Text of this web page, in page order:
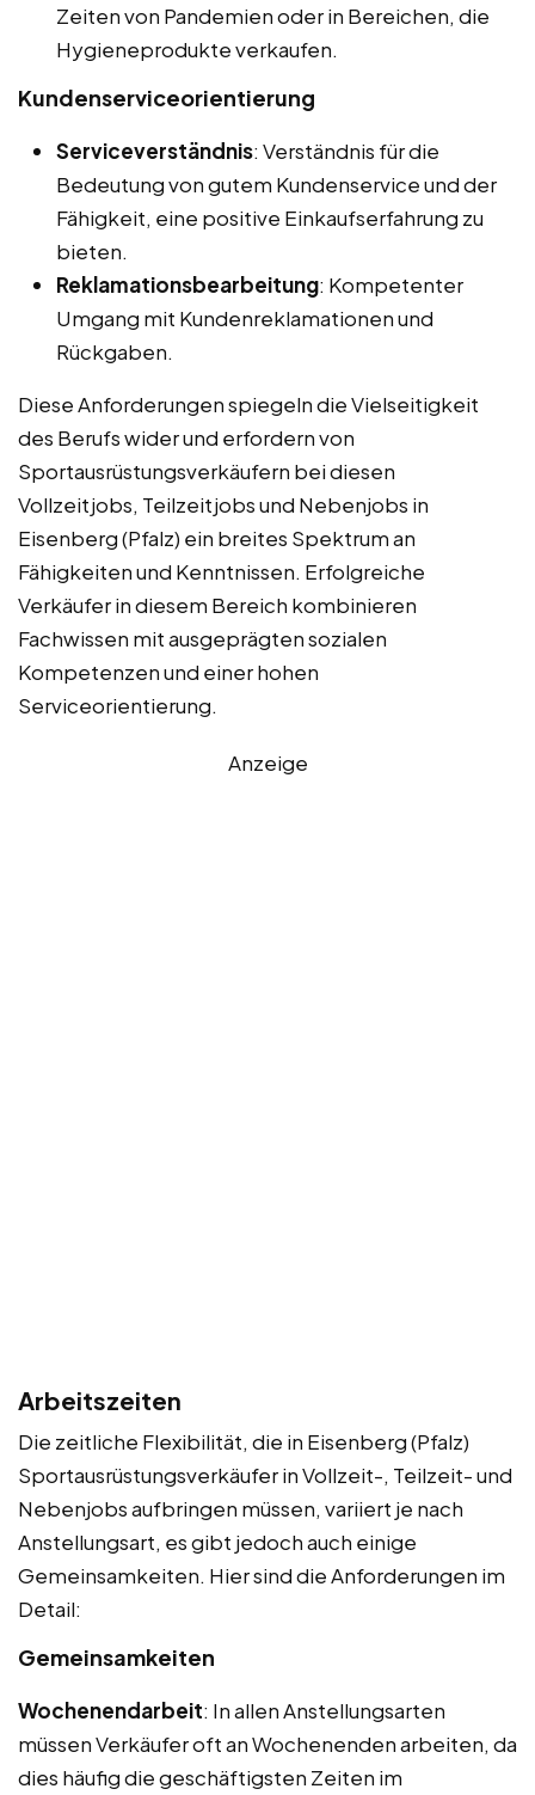
Zeiten von Pandemien oder in Bereichen, die
Hygieneprodukte verkaufen.
Kundenserviceorientierung
Serviceverständnis: Verständnis für die
Bedeutung von gutem Kundenservice und der
Fähigkeit, eine positive Einkaufserfahrung zu
bieten.
Reklamationsbearbeitung: Kompetenter
Umgang mit Kundenreklamationen und
Rückgaben.
Diese Anforderungen spiegeln die Vielseitigkeit
des Berufs wider und erfordern von
Sportausrüstungsverkäufern bei diesen
Vollzeitjobs, Teilzeitjobs und Nebenjobs in
Eisenberg (Pfalz) ein breites Spektrum an
Fähigkeiten und Kenntnissen. Erfolgreiche
Verkäufer in diesem Bereich kombinieren
Fachwissen mit ausgeprägten sozialen
Kompetenzen und einer hohen
Serviceorientierung.
Anzeige
Arbeitszeiten
Die zeitliche Flexibilität, die in Eisenberg (Pfalz)
Sportausrüstungsverkäufer in Vollzeit-, Teilzeit- und
Nebenjobs aufbringen müssen, variiert je nach
Anstellungsart, es gibt jedoch auch einige
Gemeinsamkeiten. Hier sind die Anforderungen im
Detail:
Gemeinsamkeiten
Wochenendarbeit: In allen Anstellungsarten
müssen Verkäufer oft an Wochenenden arbeiten, da
dies häufig die geschäftigsten Zeiten im